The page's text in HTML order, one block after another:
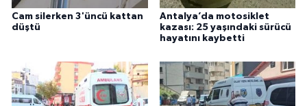
Cam silerken 3'üncü kattan
düştü
Antalya’da motosiklet
kazası: 25 yaşındaki sürücü
hayatını kaybetti